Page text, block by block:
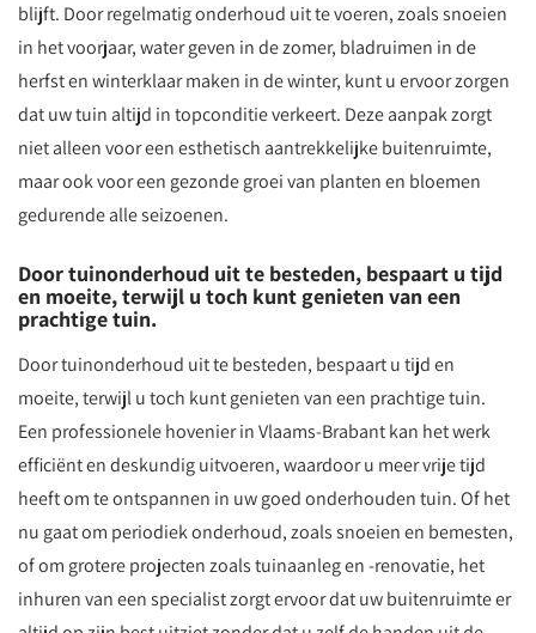
blijft. Door regelmatig onderhoud uit te voeren, zoals snoeien
in het voorjaar, water geven in de zomer, bladruimen in de
herfst en winterklaar maken in de winter, kunt u ervoor zorgen
dat uw tuin altijd in topconditie verkeert. Deze aanpak zorgt
niet alleen voor een esthetisch aantrekkelijke buitenruimte,
maar ook voor een gezonde groei van planten en bloemen
gedurende alle seizoenen.
Door tuinonderhoud uit te besteden, bespaart u tijd
en moeite, terwijl u toch kunt genieten van een
prachtige tuin.
Door tuinonderhoud uit te besteden, bespaart u tijd en
moeite, terwijl u toch kunt genieten van een prachtige tuin.
Een professionele hovenier in Vlaams-Brabant kan het werk
efficiënt en deskundig uitvoeren, waardoor u meer vrije tijd
heeft om te ontspannen in uw goed onderhouden tuin. Of het
nu gaat om periodiek onderhoud, zoals snoeien en bemesten,
of om grotere projecten zoals tuinaanleg en -renovatie, het
inhuren van een specialist zorgt ervoor dat uw buitenruimte er